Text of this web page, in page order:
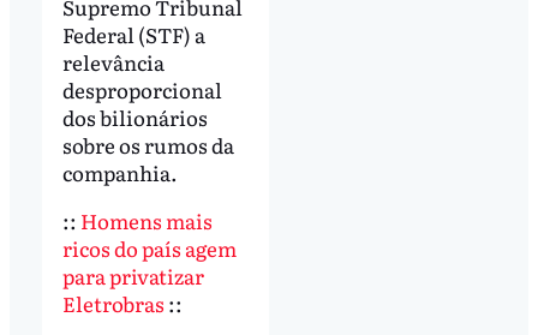
Supremo Tribunal
Federal (STF) a
relevância
desproporcional
dos bilionários
sobre os rumos da
companhia.
:: Homens mais
ricos do país agem
para privatizar
Eletrobras ::